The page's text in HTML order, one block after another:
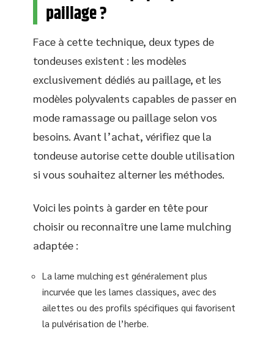
paillage ?
Face à cette technique, deux types de
tondeuses existent : les modèles
exclusivement dédiés au paillage, et les
modèles polyvalents capables de passer en
mode ramassage ou paillage selon vos
besoins. Avant l’achat, vérifiez que la
tondeuse autorise cette double utilisation
si vous souhaitez alterner les méthodes.
Voici les points à garder en tête pour
choisir ou reconnaître une lame mulching
adaptée :
La lame mulching est généralement plus
incurvée que les lames classiques, avec des
ailettes ou des profils spécifiques qui favorisent
la pulvérisation de l’herbe.